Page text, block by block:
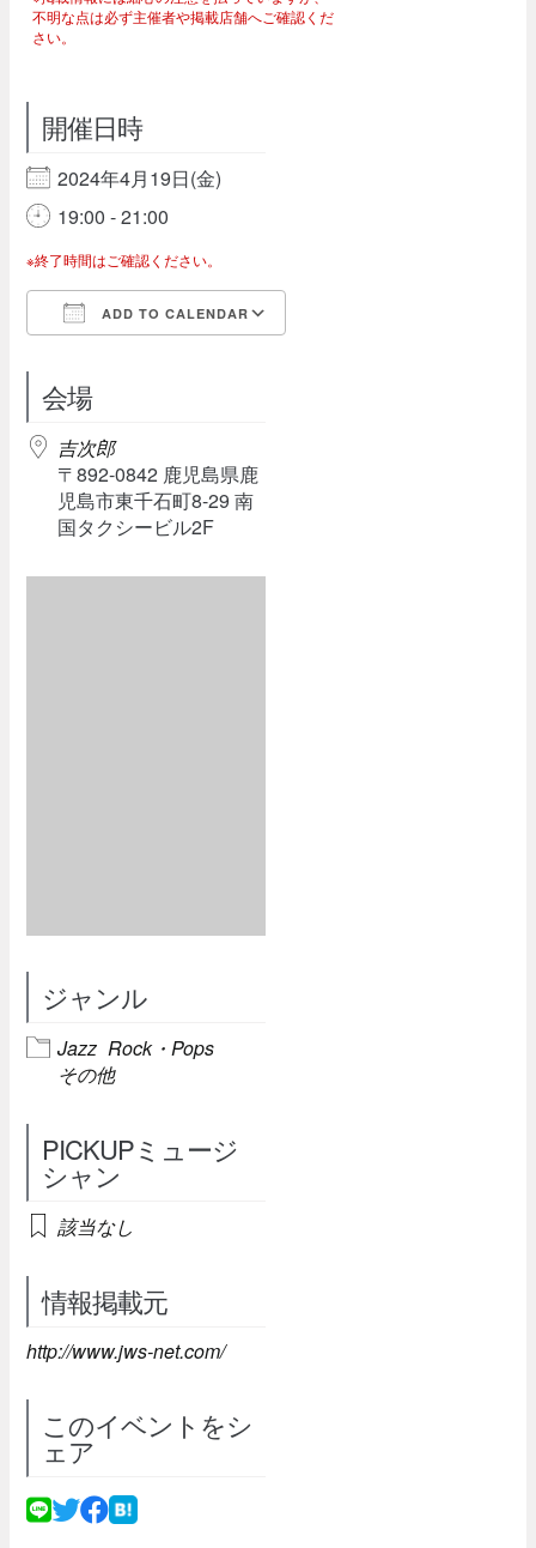
不明な点は必ず主催者や掲載店舗へご確認くだ
さい。
開催日時
2024年4月19日(金)
19:00 - 21:00
※終了時間はご確認ください。
ADD TO CALENDAR
会場
吉次郎
〒892-0842 鹿児島県鹿
児島市東千石町8-29 南
国タクシービル2F
ジャンル
Jazz Rock・Pops
その他
PICKUPミュージ
シャン
該当なし
情報掲載元
http://www.jws-net.com/
このイベントをシ
ェア